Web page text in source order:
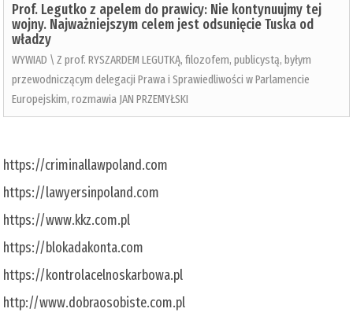
Prof. Legutko z apelem do prawicy: Nie kontynuujmy tej
wojny. Najważniejszym celem jest odsunięcie Tuska od
władzy
WYWIAD \ Z prof. RYSZARDEM LEGUTKĄ, filozofem, publicystą, byłym
przewodniczącym delegacji Prawa i Sprawiedliwości w Parlamencie
Europejskim, rozmawia JAN PRZEMYŁSKI
https://criminallawpoland.com
https://lawyersinpoland.com
https://www.kkz.com.pl
https://blokadakonta.com
https://kontrolacelnoskarbowa.pl
http://www.dobraosobiste.com.pl